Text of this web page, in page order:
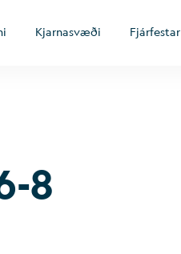
Kjarnasvæði Fjárfestar
8